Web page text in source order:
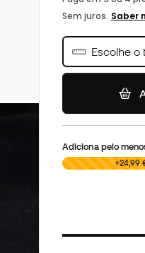
Escolhe o
Adiciona pelo
0,00 € +24,99